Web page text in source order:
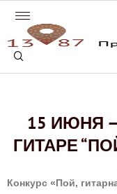
15 ИЮНЯ
ГИТАРЕ
Конкурс «Пой,